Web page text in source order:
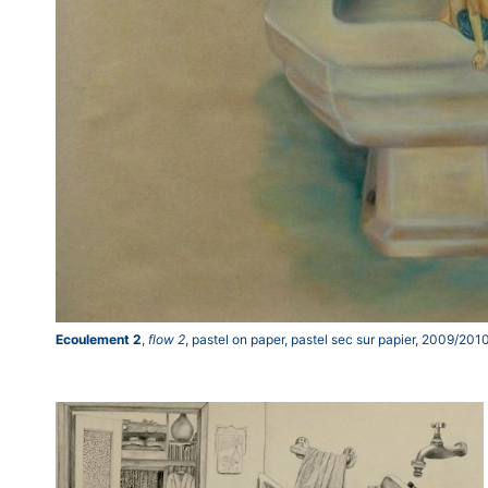
Ecoulement 2, flow 2, pastel on paper, pastel sec sur papier, 2009/